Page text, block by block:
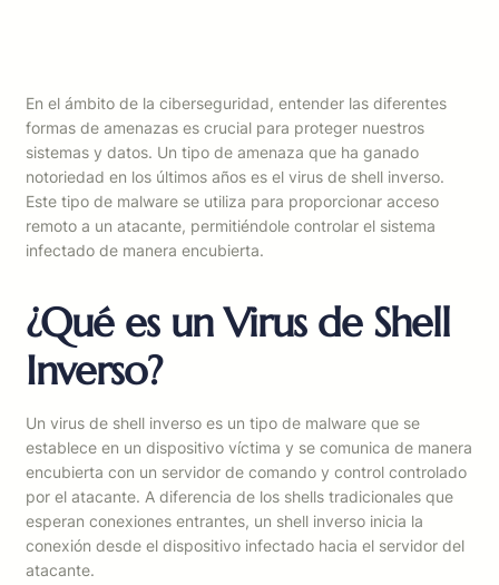
En el ámbito de la ciberseguridad, entender las diferentes
formas de amenazas es crucial para proteger nuestros
sistemas y datos. Un tipo de amenaza que ha ganado
notoriedad en los últimos años es el virus de shell inverso.
Este tipo de malware se utiliza para proporcionar acceso
remoto a un atacante, permitiéndole controlar el sistema
infectado de manera encubierta.
¿Qué es un Virus de Shell
Inverso?
Un virus de shell inverso es un tipo de malware que se
establece en un dispositivo víctima y se comunica de manera
encubierta con un servidor de comando y control controlado
por el atacante. A diferencia de los shells tradicionales que
esperan conexiones entrantes, un shell inverso inicia la
conexión desde el dispositivo infectado hacia el servidor del
atacante.